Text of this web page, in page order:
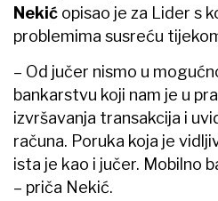
Nekić opisao je za Lider s
problemima susreću
– Od jučer nismo u
bankarstvu koji nam je u
izvršavanja transakcija i
računa. Poruka koja je
ista je kao i jučer. Mobilno
– priča Nekić.